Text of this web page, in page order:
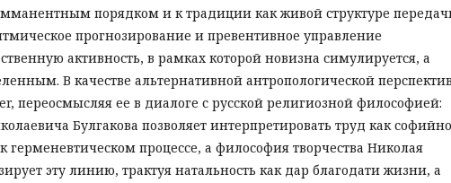
порядком и к традиции как живой структуре
прогнозирование и превентивное управление
активность, в рамках которой новизна симулируется, а
В качестве альтернативной антропологической
переосмысляя ее в диалоге с русской религиозной философией:
Булгакова позволяет интерпретировать труд как
процессе, а философия творчества Николая
эту линию, трактуя натальность как дар благодати жизни, а